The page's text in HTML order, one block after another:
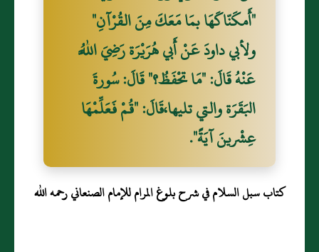
"أَمكَنّاكَهَا بمَا مَعَكَ مِنَ القُرْآنِ"
ولأبي داودَ عَنْ أَبي هُرَيْرَة رَضِيَ اللَّهُ
عَنْهُ قَالَ: "مَا تحْفَظُ؟" قَالَ: سُورةَ
البَقَرَة والتي تليها،قَالَ: "قُمْ فَعَلِّمْهَا
عِشْرينَ آيَةً".
كتاب سبل السلام في شرح بلوغ المرام للإمام الصنعاني رحمه الله